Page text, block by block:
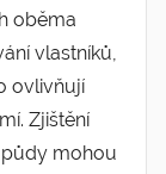
oběma
vlastníků,
ovlivňují
Zjištění
mohou